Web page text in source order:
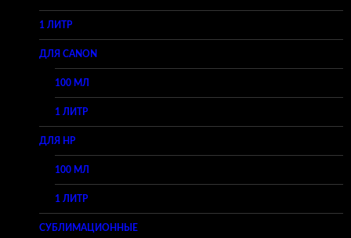
1 ЛИТР
ДЛЯ CANON
100 МЛ
1 ЛИТР
ДЛЯ HP
100 МЛ
1 ЛИТР
СУБЛИМАЦИОННЫЕ